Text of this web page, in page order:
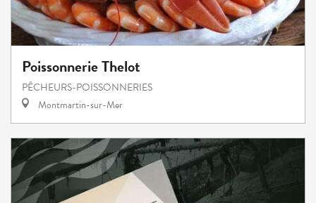
Poissonnerie Thelot
PÊCHEURS-POISSONNERIES
Montmartin-sur-Mer